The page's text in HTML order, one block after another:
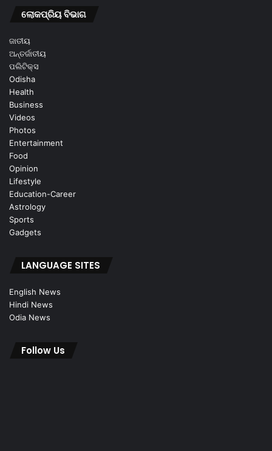
ଲୋକପ୍ରିୟ ବିଭାଗ
ଜାତୀୟ
ଅନ୍ତର୍ଜାତୀୟ
ପଲିଟିକ୍ସ
Odisha
Health
Business
Videos
Photos
Entertainment
Food
Opinion
Lifestyle
Education-Career
Astrology
Sports
Gadgets
LANGUAGE SITES
English News
Hindi News
Odia News
Follow Us